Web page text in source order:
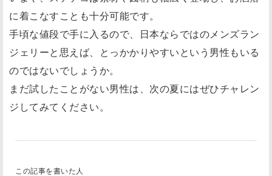
に着こなすことも十分可能です。
手頃な値段で手に入るので、日本ならではのメンズラン
ジェリーと思えば、とっかかりやすいという男性もいる
のではないでしょうか。
まだ試したことがない男性は、次の夏にはぜひチャレン
ジしてみてください。
この記事を書いた人